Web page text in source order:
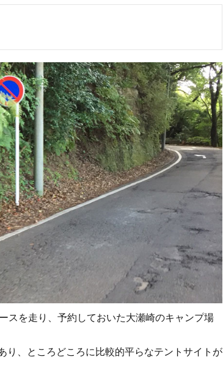
スを走り、予約しておいた大瀬崎のキャンプ場
り、ところどころに比較的平らなテントサイトが